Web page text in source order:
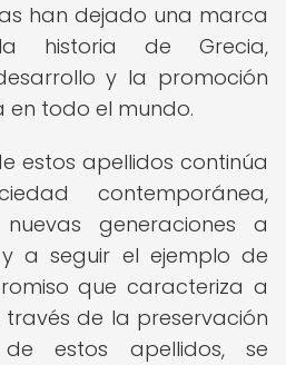
han dejado una marca
historia de Grecia,
y la promoción
todo el mundo.
estos apellidos continúa
contemporánea,
generaciones a
a seguir el ejemplo de
que caracteriza a
de la preservación
estos apellidos, se